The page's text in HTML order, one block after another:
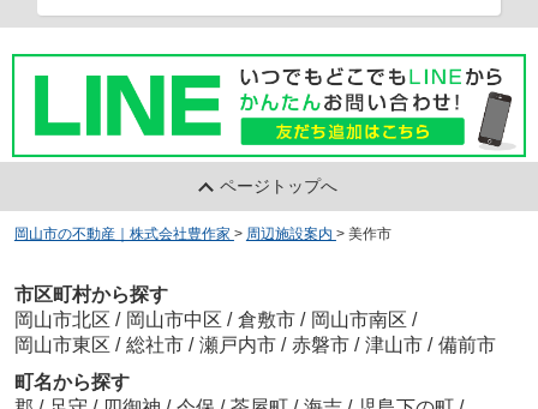
ページトップへ
岡山市の不動産｜株式会社豊作家 > 周辺施設案内 > 美作市
市区町村から探す
岡山市北区 / 岡山市中区 / 倉敷市 / 岡山市南区 /
岡山市東区 / 総社市 / 瀬戸内市 / 赤磐市 / 津山市 / 備前市
町名から探す